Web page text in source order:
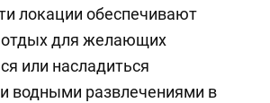
локации обеспечивают
для желающих
или насладиться
водными развлечениями в